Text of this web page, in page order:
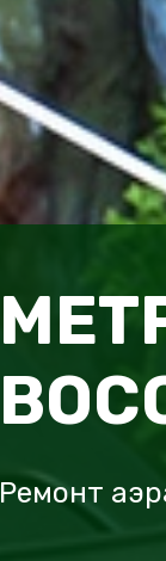
Ремонт